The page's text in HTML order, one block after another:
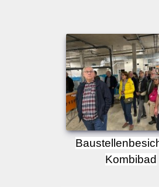
Kombibad